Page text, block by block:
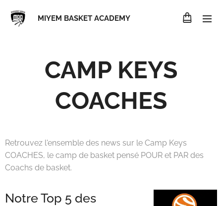
MIYEM BASKET ACADEMY
CAMP KEYS
COACHES
Retrouvez l'ensemble des news sur le Camp Keys
COACHES, le camp de basket pensé POUR et PAR des
Coachs de basket.
Notre Top 5 des